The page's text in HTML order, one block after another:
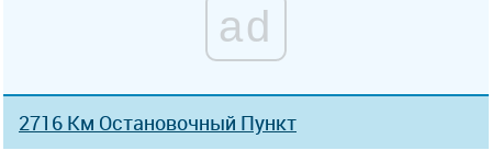
ad
2716 Км Остановочный Пункт